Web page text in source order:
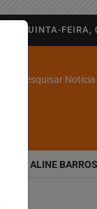
QUINTA-
Pesquisar Notícia
ALINE BARROS É